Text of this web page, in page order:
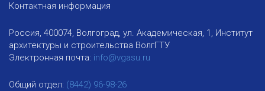
Контактная информация
Россия, 400074, Волгоград, ул. Академическая, 1, Институт
архитектуры и строительства ВолгГТУ
Электронная почта: info@vgasu.ru
Общий отдел: (8442) 96-98-26